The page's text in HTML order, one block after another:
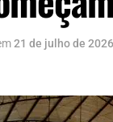
21 de julho de 2026